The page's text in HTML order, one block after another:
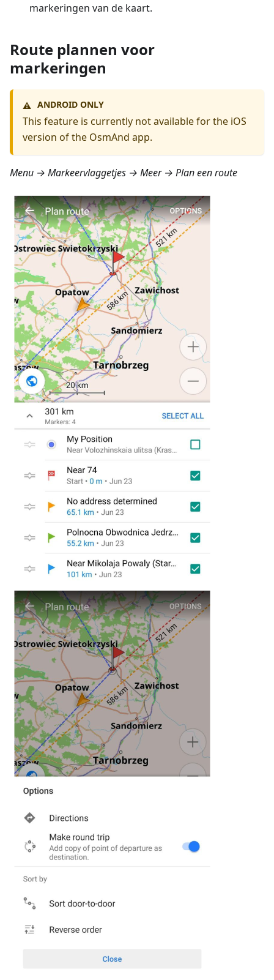
markeringen van de kaart.
Route plannen voor
markeringen
⚠️ ANDROID ONLY
This feature is currently not available for the iOS
version of the OsmAnd app.
Menu → Markeervlaggetjes → Meer → Plan een route